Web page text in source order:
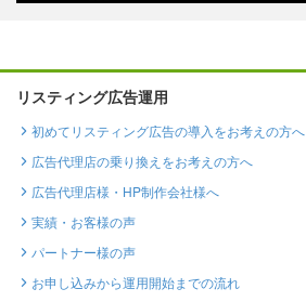
リスティング広告運用
初めてリスティング広告の導入をお考えの方へ
広告代理店の乗り換えをお考えの方へ
広告代理店様・HP制作会社様へ
実績・お客様の声
パートナー様の声
お申し込みから運用開始までの流れ